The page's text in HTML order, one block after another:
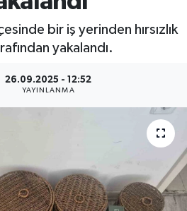
bir iş yerinden hırsızlık
yakalandı.
26.09.2025 - 12:52
YAYINLANMA